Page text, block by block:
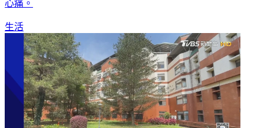
心痛。
生活